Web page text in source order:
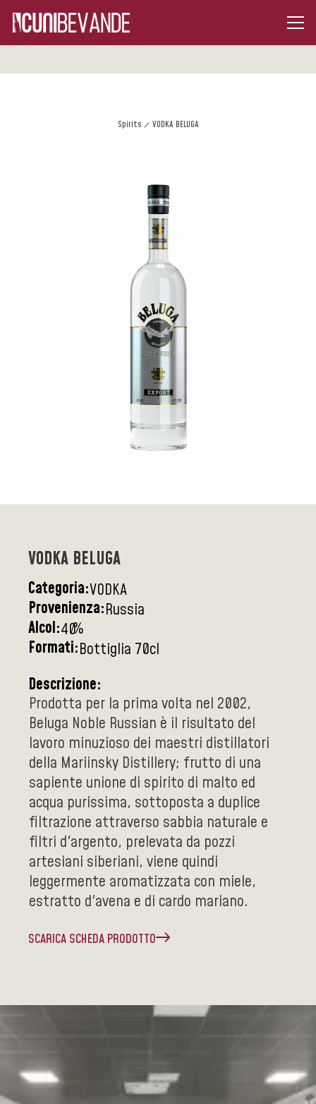
Spirits VODKA BELUGA
VODKA BELUGA
Categoria:VODKA
Provenienza:Russia
Alcol:40%
Formati:Bottiglia 70cl
Descrizione:
Prodotta per la prima volta nel 2002,
Beluga Noble Russian è il risultato del
lavoro minuzioso dei maestri distillatori
della Mariinsky Distillery; frutto di una
sapiente unione di spirito di malto ed
acqua purissima, sottoposta a duplice
filtrazione attraverso sabbia naturale e
filtri d'argento, prelevata da pozzi
artesiani siberiani, viene quindi
leggermente aromatizzata con miele,
estratto d'avena e di cardo mariano.
SCARICA SCHEDA PRODOTTO